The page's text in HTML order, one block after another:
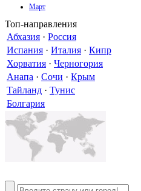
Март
Топ-направления
Абхазия · Россия
Испания · Италия · Кипр
Хорватия · Черногория
Анапа · Сочи · Крым
Тайланд · Тунис
Болгария